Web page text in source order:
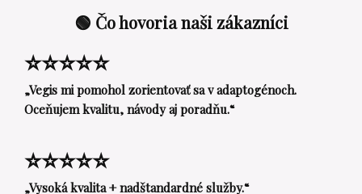
🟢 Čo hovoria naši zákazníci
⭐⭐⭐⭐⭐
„Vegis mi pomohol zorientovať sa v adaptogénoch.
Oceňujem kvalitu, návody aj poradňu.“
⭐⭐⭐⭐⭐
„Vysoká kvalita + nadštandardné služby.“